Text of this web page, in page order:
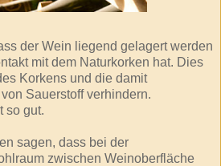
der Wein liegend gelagert werden
mit dem Naturkorken hat. Dies
Korkens und die damit
Sauerstoff verhindern.
so gut.
sagen, dass bei der
zwischen Weinoberfläche